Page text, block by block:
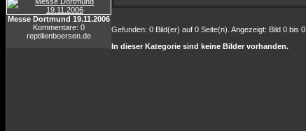
Messe Dortmund 19.11.2006
Kommentare: 0
reptilienboersen.de
Gefunden: 0 Bild(er) auf 0 Seite(n). Angezeigt: Bild 0 bis 0.
In dieser Kategorie sind keine Bilder vorhanden.